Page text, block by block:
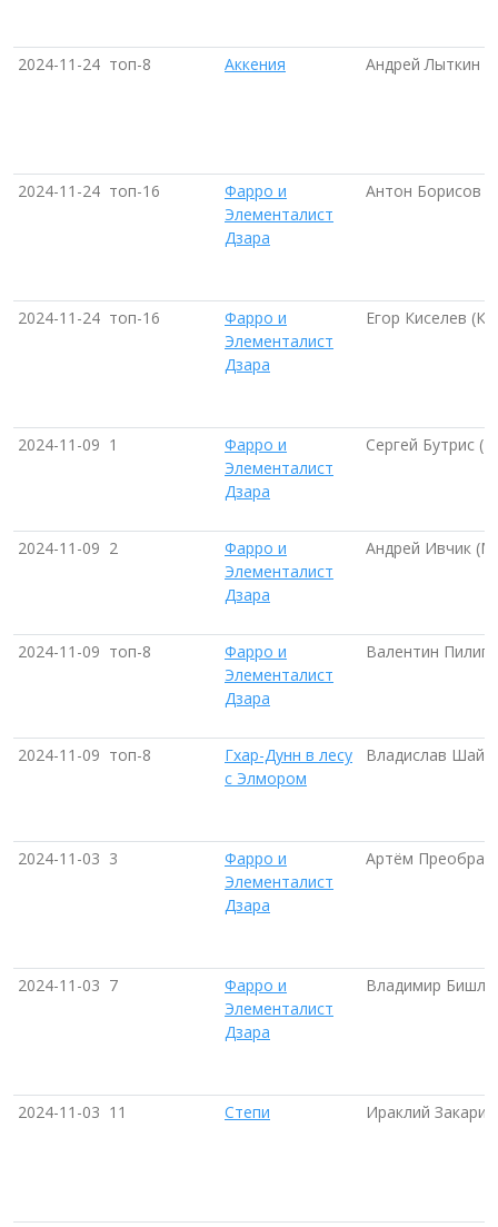
2024-11-24 топ-8 Аккения Андрей Лыткин
2024-11-24 топ-16
Фарро и
Элементалист
Дзара
Антон Борисов
2024-11-24 топ-16
Фарро и
Элементалист
Дзара
Егор Киселев
2024-11-09 1
Фарро и
Элементалист
Дзара
Сергей Бутрис
2024-11-09 2
Фарро и
Элементалист
Дзара
Андрей Ивчик
2024-11-09 топ-8
Фарро и
Элементалист
Дзара
Валентин
2024-11-09 топ-8
Гхар-Дунн в лесу
с Элмором
Владислав
2024-11-03 3
Фарро и
Элементалист
Дзара
Артём
2024-11-03 7
Фарро и
Элементалист
Дзара
Владимир
2024-11-03 11 Степи Ираклий Закария